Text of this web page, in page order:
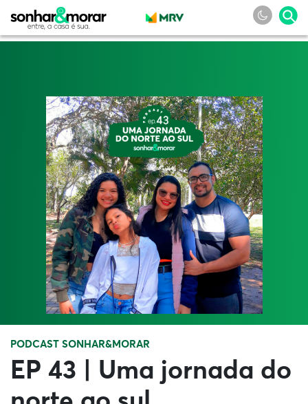
PODCAST SONHAR&MORAR
EP 43 | Uma jornada do